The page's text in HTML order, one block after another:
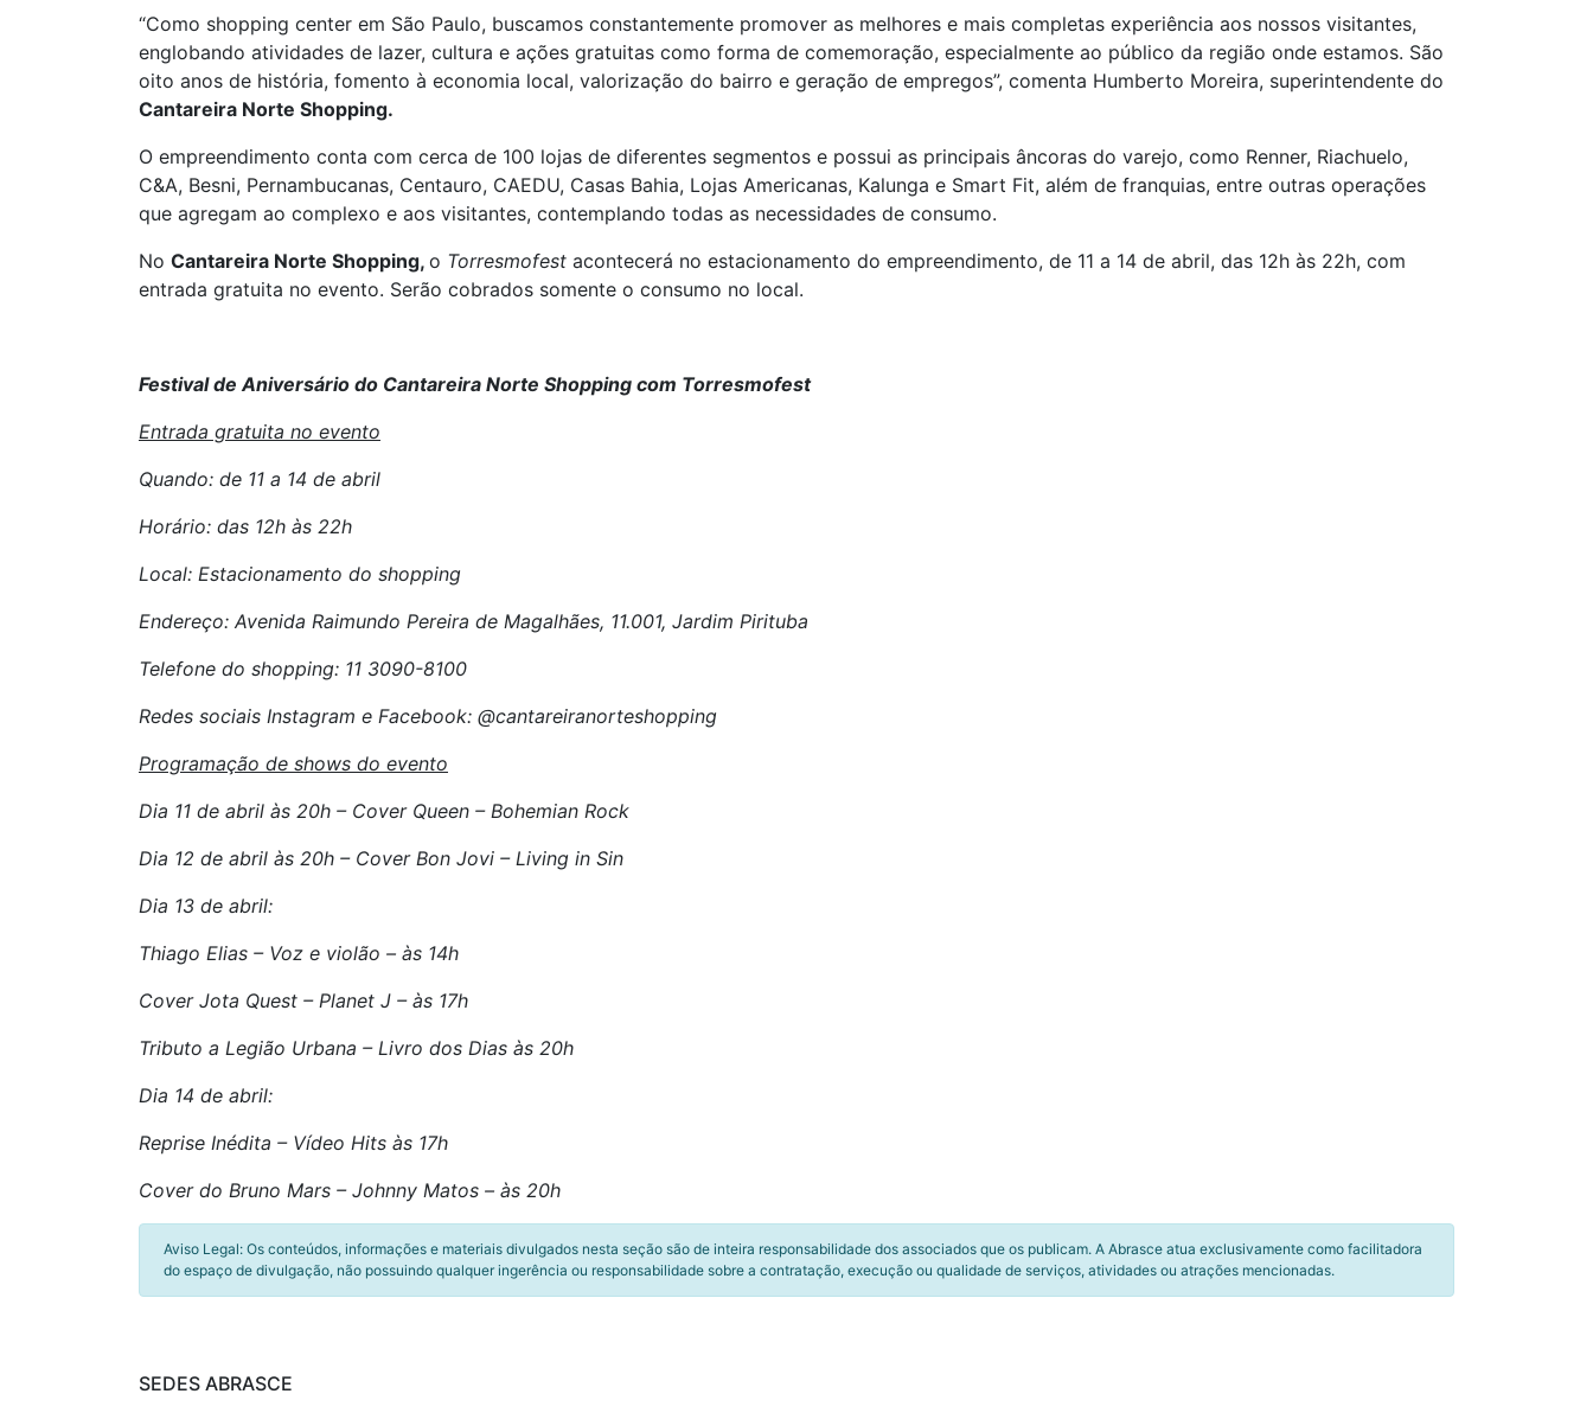
“Como shopping center em São Paulo, buscamos constantemente promover as melhores e mais completas experiência aos nossos visitantes,
englobando atividades de lazer, cultura e ações gratuitas como forma de comemoração, especialmente ao público da região onde estamos. São
oito anos de história, fomento à economia local, valorização do bairro e geração de empregos”, comenta Humberto Moreira, superintendente do
Cantareira Norte Shopping.
O empreendimento conta com cerca de 100 lojas de diferentes segmentos e possui as principais âncoras do varejo, como Renner, Riachuelo,
C&A, Besni, Pernambucanas, Centauro, CAEDU, Casas Bahia, Lojas Americanas, Kalunga e Smart Fit, além de franquias, entre outras operações
que agregam ao complexo e aos visitantes, contemplando todas as necessidades de consumo.
No Cantareira Norte Shopping, o Torresmofest acontecerá no estacionamento do empreendimento, de 11 a 14 de abril, das 12h às 22h, com
entrada gratuita no evento. Serão cobrados somente o consumo no local.
Festival de Aniversário do Cantareira Norte Shopping com Torresmofest
Entrada gratuita no evento
Quando: de 11 a 14 de abril
Horário: das 12h às 22h
Local: Estacionamento do shopping
Endereço: Avenida Raimundo Pereira de Magalhães, 11.001, Jardim Pirituba
Telefone do shopping: 11 3090-8100
Redes sociais Instagram e Facebook: @cantareiranorteshopping
Programação de shows do evento
Dia 11 de abril às 20h – Cover Queen – Bohemian Rock
Dia 12 de abril às 20h – Cover Bon Jovi – Living in Sin
Dia 13 de abril:
Thiago Elias – Voz e violão – às 14h
Cover Jota Quest – Planet J – às 17h
Tributo a Legião Urbana – Livro dos Dias às 20h
Dia 14 de abril:
Reprise Inédita – Vídeo Hits às 17h
Cover do Bruno Mars – Johnny Matos – às 20h
Aviso Legal: Os conteúdos, informações e materiais divulgados nesta seção são de inteira responsabilidade dos associados que os publicam. A Abrasce atua exclusivamente como facilitadora
do espaço de divulgação, não possuindo qualquer ingerência ou responsabilidade sobre a contratação, execução ou qualidade de serviços, atividades ou atrações mencionadas.
SEDES ABRASCE